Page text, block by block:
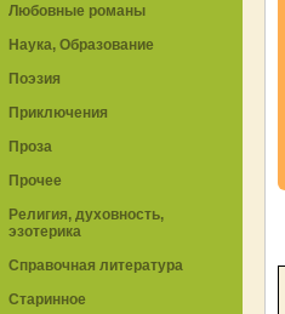
Любовные романы
Наука, Образование
Поэзия
Приключения
Проза
Прочее
Религия, духовность,
эзотерика
Справочная литература
Старинное